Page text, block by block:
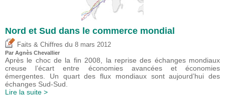
Nord et Sud dans le commerce mondial
Faits & Chiffres du 8 mars 2012
Par Agnès Chevallier
Après le choc de la fin 2008, la reprise des échanges mondiaux
creuse l’écart entre économies avancées et économies
émergentes. Un quart des flux mondiaux sont aujourd’hui des
échanges Sud-Sud.
Lire la suite >